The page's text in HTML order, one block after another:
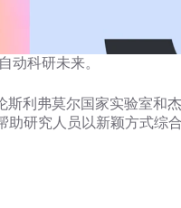
动科研未来。
利弗莫尔国家实验室和
助研究人员以新颖方式综